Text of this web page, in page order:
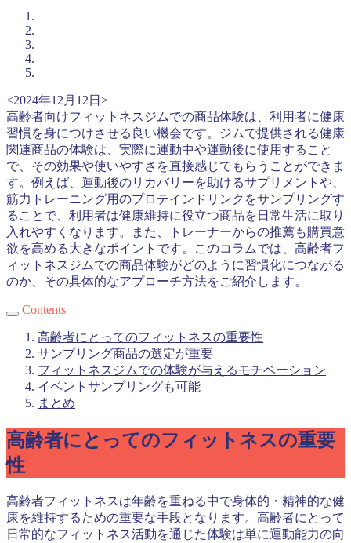
<2024年12月12日>
高齢者向けフィットネスジムでの商品体験は、利用者に健康
習慣を身につけさせる良い機会です。ジムで提供される健康
関連商品の体験は、実際に運動中や運動後に使用すること
で、その効果や使いやすさを直接感じてもらうことができま
す。例えば、運動後のリカバリーを助けるサプリメントや、
筋力トレーニング用のプロテインドリンクをサンプリングす
ることで、利用者は健康維持に役立つ商品を日常生活に取り
入れやすくなります。また、トレーナーからの推薦も購買意
欲を高める大きなポイントです。このコラムでは、高齢者フ
ィットネスジムでの商品体験がどのように習慣化につながる
のか、その具体的なアプローチ方法をご紹介します。
Contents
高齢者にとってのフィットネスの重要性
サンプリング商品の選定が重要
フィットネスジムでの体験が与えるモチベーション
イベントサンプリングも可能
まとめ
高齢者にとってのフィットネスの重要
性
高齢者フィットネスは年齢を重ねる中で身体的・精神的な健
康を維持するための重要な手段となります。高齢者にとって
日常的なフィットネス活動を通じた体験は単に運動能力の向